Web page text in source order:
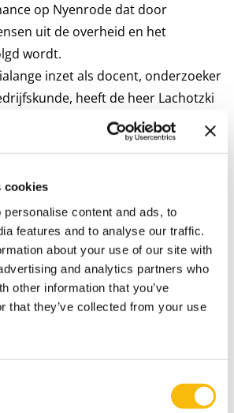
cookies
content and ads, to
features and to analyse our traffic.
about your use of our site with
and analytics partners who
other information that you’ve
that they’ve collected from your use
op Nyenrode dat door
uit de overheid en het
wordt.
inzet als docent, onderzoeker
heeft de heer Lachotzki
geleverd aan het cultureel
De heer Lachotzki heeft daarnaast
en fondsenwerving vele
zoals Europa Nostra, het
Stichting Cultureel Erfgoed
Gemeente (CEPIG), van
voorzien. In 2007 trad de heer
bestuur van de Stichting CEPIG,
van de Portugees‐
Nassau is een civiele (ridder)orde
Emma heeft, als Regentes van